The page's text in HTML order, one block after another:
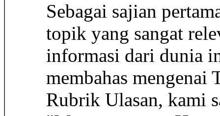
Sebagai sajian
topik yang sangat
informasi dari dunia
membahas mengenai
Rubrik Ulasan, kami